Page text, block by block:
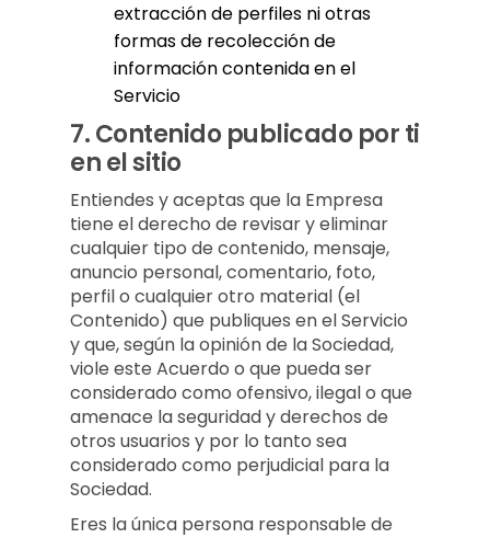
extracción de perfiles ni otras
formas de recolección de
información contenida en el
Servicio
7.Contenido publicado por ti
en el sitio
Entiendes y aceptas que la Empresa
tiene el derecho de revisar y eliminar
cualquier tipo de contenido, mensaje,
anuncio personal, comentario, foto,
perfil o cualquier otro material (el
Contenido) que publiques en el Servicio
y que, según la opinión de la Sociedad,
viole este Acuerdo o que pueda ser
considerado como ofensivo, ilegal o que
amenace la seguridad y derechos de
otros usuarios y por lo tanto sea
considerado como perjudicial para la
Sociedad.
Eres la única persona responsable de